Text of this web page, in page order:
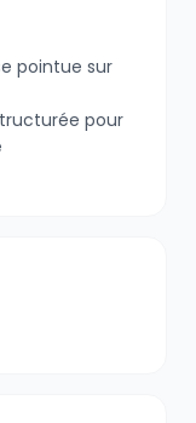
pointue sur
pour